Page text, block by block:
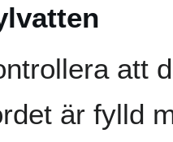
att
är fylld